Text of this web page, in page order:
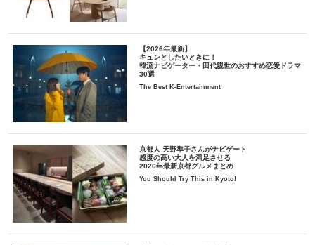
【2026年最新】
キュンとしたいときに！
韓流ナビゲーター・田代親世のおすすめ恋愛ドラマ
30選
The Best K-Entertainment
京都人 天野準子さんがナビゲート
感度の高い大人を満足させる
2026年最新京都グルメまとめ
You Should Try This in Kyoto!